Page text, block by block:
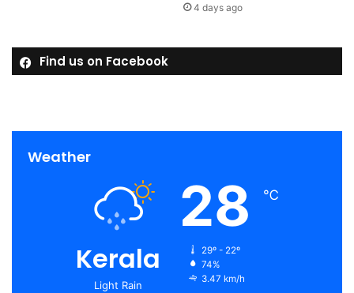
4 days ago
Find us on Facebook
Weather
Kerala
Light Rain
28 ℃
29º - 22º
74%
3.47 km/h